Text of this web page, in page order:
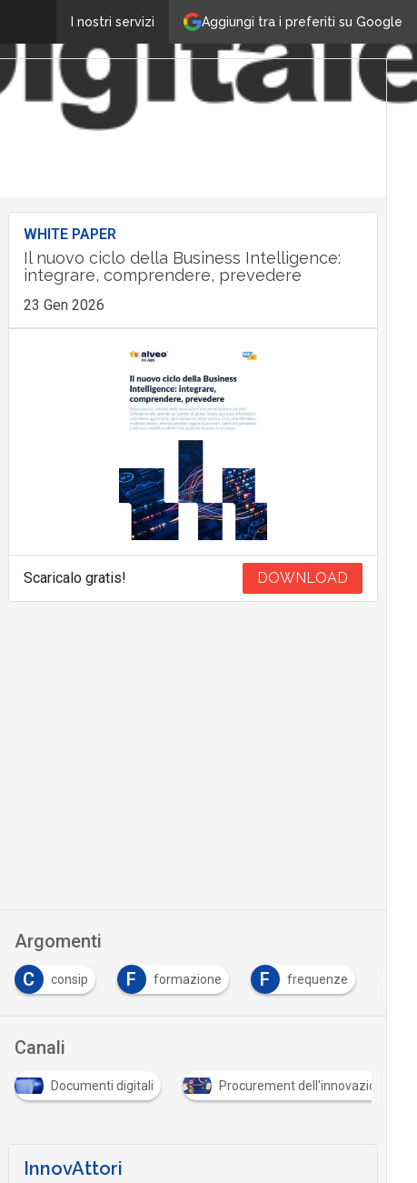
Aggiungi tra i preferiti su Google
I nostri servizi
WHITE PAPER
Il nuovo ciclo della Business Intelligence:
integrare, comprendere, prevedere
23 Gen 2026
Scaricalo gratis! DOWNLOAD
Argomenti
F formazione F frequenze P pa digitale
Canali
Documenti digitali Procurement dell'innovazione
InnovAttori